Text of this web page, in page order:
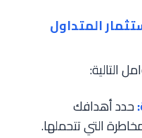
المتداول
حدد أهدافك
التي تتحملها.